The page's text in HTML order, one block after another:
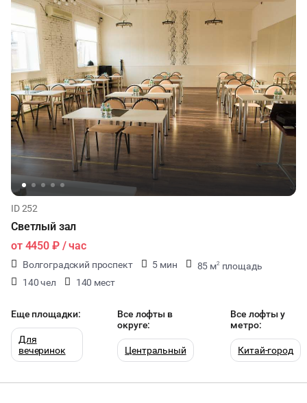
ID 252
Светлый зал
от 4450 ₽/ час
Волгоградский проспект 5 мин 85 м2 площадь
140 чел
140 мест
Еще площадки:
Для
вечеринок
Все лофты в
округе:
Центральный
Все лофты у
метро:
Китай-город